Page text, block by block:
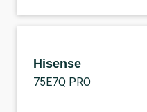
Hisense
75E7Q PRO